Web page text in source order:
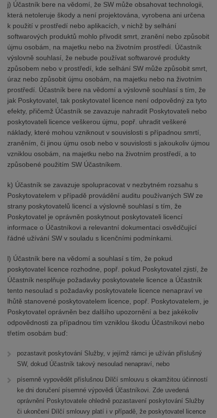
j) Účastník bere na vědomí, že SW může obsahovat technologii,
která netoleruje škody a není projektována, vyrobena ani určena
k použití v prostředí nebo aplikacích, v nichž by selhání
softwarových produktů mohlo přivodit smrt, zranění nebo způsobit
újmu osobám, na majetku nebo na životním prostředí. Účastník
výslovně souhlasí, že nebude používat softwarové produkty
způsobem nebo v prostředí, kde selhání SW může způsobit smrt,
úraz nebo způsobit újmu osobám, na majetku nebo na životním
prostředí. Účastník bere na vědomí a výslovně souhlasí s tím, že
jak Poskytovatel, tak poskytovatel licence není odpovědný za tyto
efekty, přičemž Účastník se zavazuje nahradit Poskytovateli nebo
poskytovateli licence veškerou újmu, popř. uhradit veškeré
náklady, které mohou vzniknout v souvislosti s případnou smrtí,
zraněním, či jinou újmu osob nebo v souvislosti s jakoukoliv újmou
vzniklou osobám, na majetku nebo na životním prostředí, a to
způsobené použitím SW Účastníkem.
k) Účastník se zavazuje spolupracovat v nezbytném rozsahu s
Poskytovatelem v případě provádění auditu používaných SW ze
strany poskytovatelů licencí a výslovně souhlasí s tím, že
Poskytovatel je oprávněn poskytnout poskytovateli licencí
informace o Účastníkovi a relevantní dokumentaci osvědčující
řádné užívání SW v souladu s licenčními podmínkami.
l) Účastník bere na vědomí a souhlasí s tím, že pokud
poskytovatel licence rozhodne, popř. pokud Poskytovatel zjistí, že
Účastník nesplňuje požadavky poskytovatele licence a Účastník
tento nesoulad s požadavky poskytovatele licence nenapraví ve
lhůtě stanovené poskytovatelem licence, popř. Poskytovatelem, je
Poskytovatel oprávněn bez dalšího upozornění a bez jakékoliv
odpovědnosti za případnou tím vzniklou škodu Účastníkovi nebo
třetím osobám buď:
pozastavit poskytování Služby, v jejímž rámci je užíván příslušný
SW, dokud Účastník takový nesoulad nenapraví, nebo
písemně vypovědět příslušnou Dílčí smlouvu s okamžitou účinností
ke dni doručení písemné výpovědi Účastníkovi. Zde uvedená
oprávnění Poskytovatele ohledně pozastavení poskytování Služby
či ukončení Dílčí smlouvy platí i v případě, že poskytovatel licence